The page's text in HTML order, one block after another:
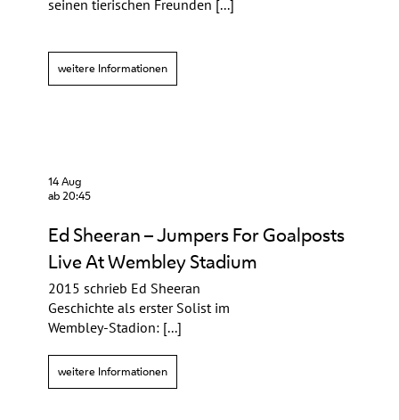
seinen tierischen Freunden [...]
weitere Informationen
14 Aug
ab 20:45
Ed Sheeran – Jumpers For Goalposts
Live At Wembley Stadium
2015 schrieb Ed Sheeran
Geschichte als erster Solist im
Wembley-Stadion: [...]
weitere Informationen